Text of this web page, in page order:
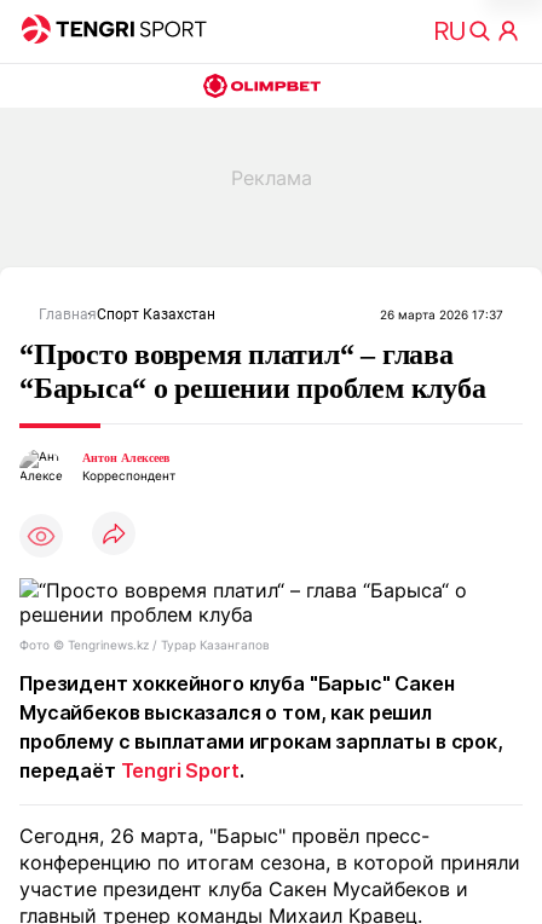
ГлавнаяСпорт Казахстан 26 марта 2026 17:37
“Просто вовремя платил“ – глава
“Барыса“ о решении проблем клуба
Антон Алексеев
Корреспондент
Фото © Tengrinews.kz / Турар Казангапов
Президент хоккейного клуба "Барыс" Сакен
Мусайбеков высказался о том, как решил
проблему с выплатами игрокам зарплаты в срок,
передаёт Tengri Sport.
Сегодня, 26 марта, "Барыс" провёл пресс-
конференцию по итогам сезона, в которой приняли
участие президент клуба Сакен Мусайбеков и
главный тренер команды Михаил Кравец.